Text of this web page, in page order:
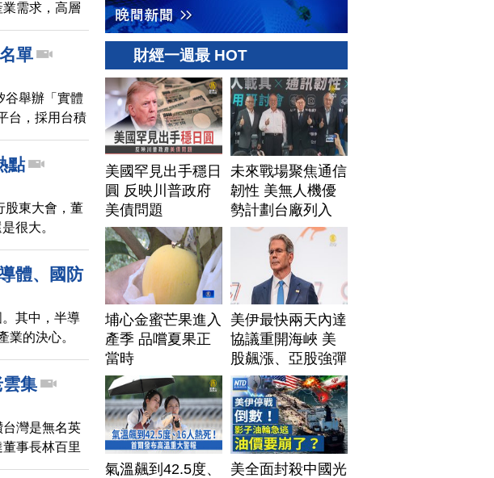
需求，高層
單
谷舉辦「實體
台，採用台積
及伺服器的相
點
股東大會，董
很大。
體、國防
美元｜
英特爾
其中，半導
業的決心。
上半年，金價
項議題，有大
啟下階段經
集
灣是無名英
事長林百里
台灣」，對
財經一週最 HOT
美國罕見出手穩日
圓 反映川普政府
美債問題
未來戰場聚焦通信
韌性 美無人機優
勢計劃台廠列入
埔心金蜜芒果進入
產季 品嚐夏果正
當時
美伊最快兩天內達
協議重開海峽 美
股飆漲、亞股強彈
氣溫飆到42.5度、
美全面封殺中國光